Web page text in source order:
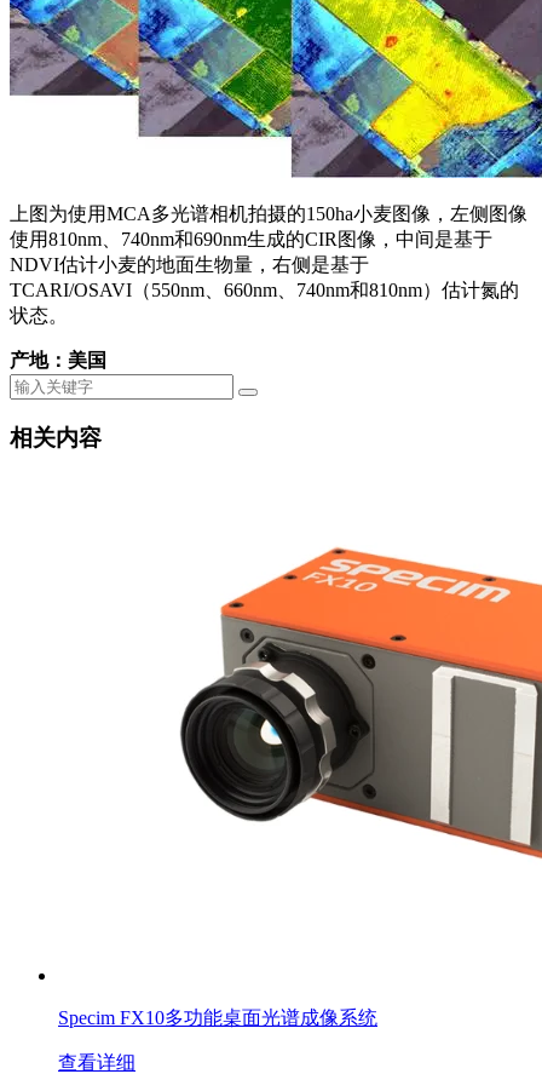
上图为使用MCA多光谱相机拍摄的150ha小麦图像，左侧图像
使用810nm、740nm和690nm生成的CIR图像，中间是基于
NDVI估计小麦的地面生物量，右侧是基于
TCARI/OSAVI（550nm、660nm、740nm和810nm）估计氮的
状态。
产地：美国
相关内容
Specim FX10多功能桌面光谱成像系统
查看详细